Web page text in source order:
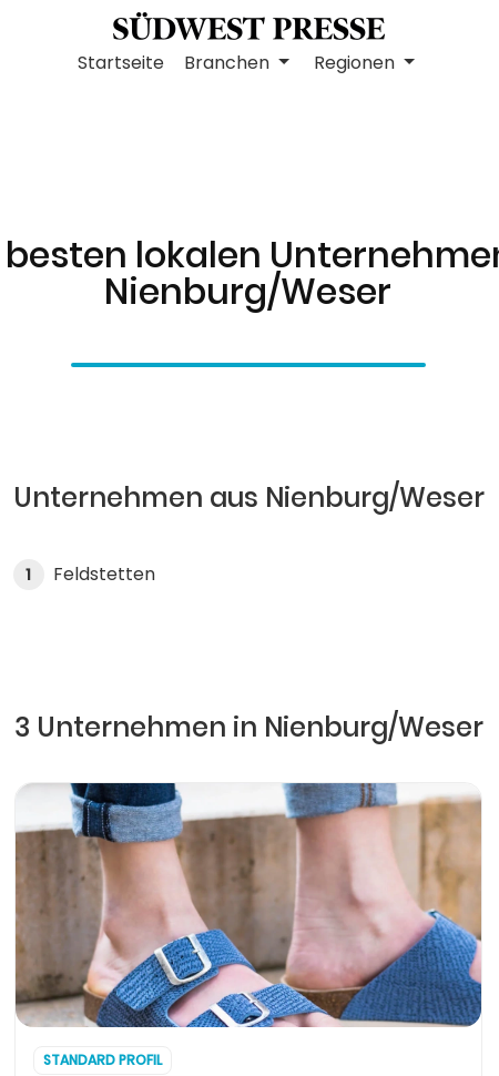
Startseite Branchen Regionen
besten lokalen
Nienburg/Weser
Unternehmen aus Nienburg/Weser
1 Feldstetten
3 Unternehmen in Nienburg/Weser
STANDARD PROFIL